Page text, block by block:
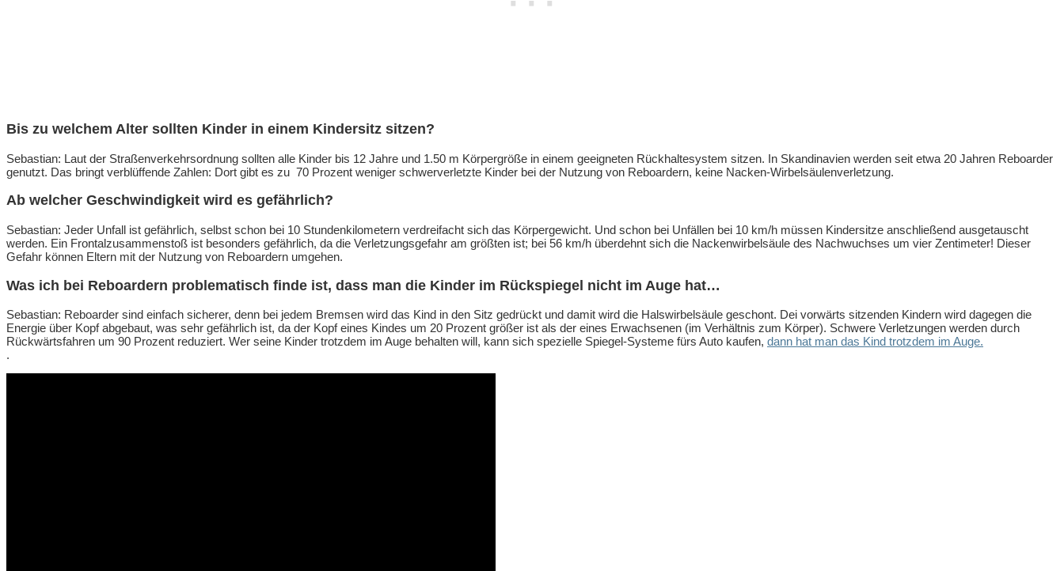
Bis zu welchem Alter sollten Kinder in einem Kindersitz sitzen?
Sebastian: Laut der Straßenverkehrsordnung sollten alle Kinder bis 12 Jahre und 1.50 m Körpergröße in einem geeigneten Rückhaltesystem sitzen. In Skandinavien werden seit etwa 20 Jahren Reboarder
genutzt. Das bringt verblüffende Zahlen: Dort gibt es zu 70 Prozent weniger schwerverletzte Kinder bei der Nutzung von Reboardern, keine Nacken-Wirbelsäulenverletzung.
Ab welcher Geschwindigkeit wird es gefährlich?
Sebastian: Jeder Unfall ist gefährlich, selbst schon bei 10 Stundenkilometern verdreifacht sich das Körpergewicht. Und schon bei Unfällen bei 10 km/h müssen Kindersitze anschließend ausgetauscht
werden. Ein Frontalzusammenstoß ist besonders gefährlich, da die Verletzungsgefahr am größten ist; bei 56 km/h überdehnt sich die Nackenwirbelsäule des Nachwuchses um vier Zentimeter! Dieser
Gefahr können Eltern mit der Nutzung von Reboardern umgehen.
Was ich bei Reboardern problematisch finde ist, dass man die Kinder im Rückspiegel nicht im Auge hat…
Sebastian: Reboarder sind einfach sicherer, denn bei jedem Bremsen wird das Kind in den Sitz gedrückt und damit wird die Halswirbelsäule geschont. Dei vorwärts sitzenden Kindern wird dagegen die
Energie über Kopf abgebaut, was sehr gefährlich ist, da der Kopf eines Kindes um 20 Prozent größer ist als der eines Erwachsenen (im Verhältnis zum Körper). Schwere Verletzungen werden durch
Rückwärtsfahren um 90 Prozent reduziert. Wer seine Kinder trotzdem im Auge behalten will, kann sich spezielle Spiegel-Systeme fürs Auto kaufen, dann hat man das Kind trotzdem im Auge.
.